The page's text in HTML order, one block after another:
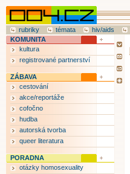
rubriky témata hiv/aids
KOMUNITA
kultura
registrované partnerství
ZÁBAVA
cestování
akce/reportáže
cofočno
hudba
autorská tvorba
queer literatura
PORADNA
otázky homosexuality